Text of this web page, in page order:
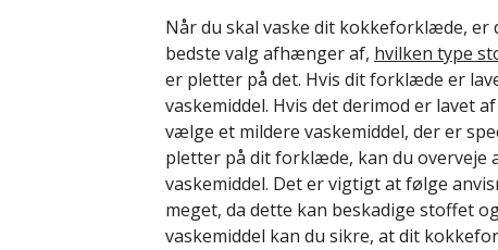
Når du skal vaske dit kokkeforklæde,
bedste valg afhænger af, hvilken type
er pletter på det. Hvis dit forklæde er
vaskemiddel. Hvis det derimod er lavet
vælge et mildere vaskemiddel, der er
pletter på dit forklæde, kan du overveje
vaskemiddel. Det er vigtigt at følge
meget, da dette kan beskadige stoffet
vaskemiddel kan du sikre, at dit